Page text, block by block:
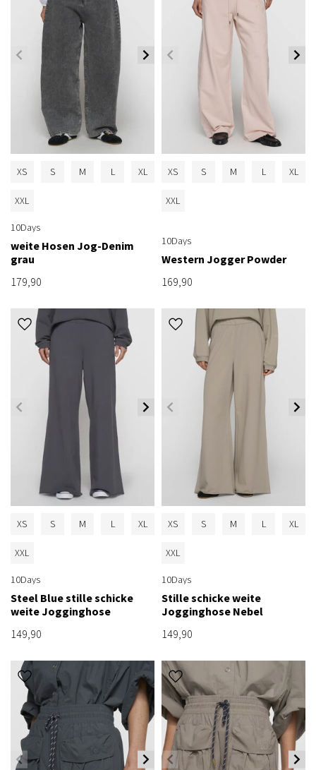
XS S M L XL
XXL
10Days
weite Hosen Jog-Denim
grau
179,90
XS S M L XL
XXL
10Days
Western Jogger Powder
169,90
XS S M L XL
XXL
10Days
Steel Blue stille schicke
weite Jogginghose
149,90
XS S M L XL
XXL
10Days
Stille schicke weite
Jogginghose Nebel
149,90